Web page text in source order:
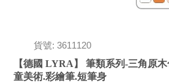
貨號: 3611120
【德國 LYRA】 筆類系列-三角原
童美術.彩繪筆.短筆身